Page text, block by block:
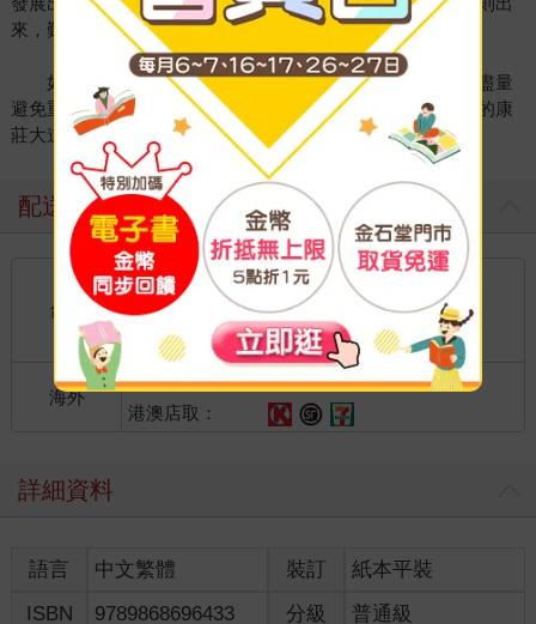
來，難逃誤導之疚。
如此評論前賢，編者無絲毫不敬之意，只是指出本書將盡量
避免重蹈覆轍之意。畢竟，若無前人之篳路藍縷，那來後人的康
莊大道？
配送方式
台灣
國內宅配：本島、離島
到店取貨：
不限金額免運費
海外
國際快遞：全球
港澳店取：
詳細資料
語言 中文繁體 裝訂
紙本平裝
ISBN
9789868696433 分級 普通級